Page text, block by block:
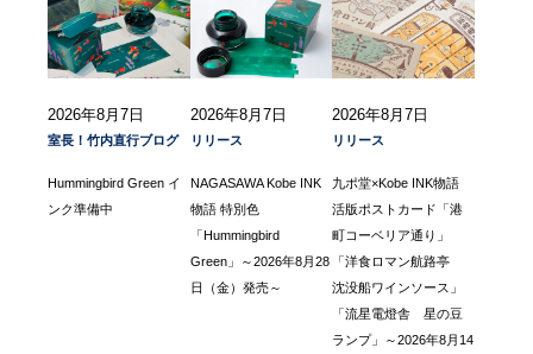
2026年8月7日
室長！竹内直行ブログ
Hummingbird Green イ
ンク準備中
2026年8月7日
リリース
NAGASAWA Kobe INK
物語 特別色
「Hummingbird
Green」～2026年8月28
日（金）発売～
2026年8月7日
リリース
九ポ堂×Kobe INK物語
活版ポストカード「港
町コーベリア通り」
「洋食ロマン航路亭
沈没船ワインソース」
「流星電燈舎 星の豆
ランプ」～2026年8月14